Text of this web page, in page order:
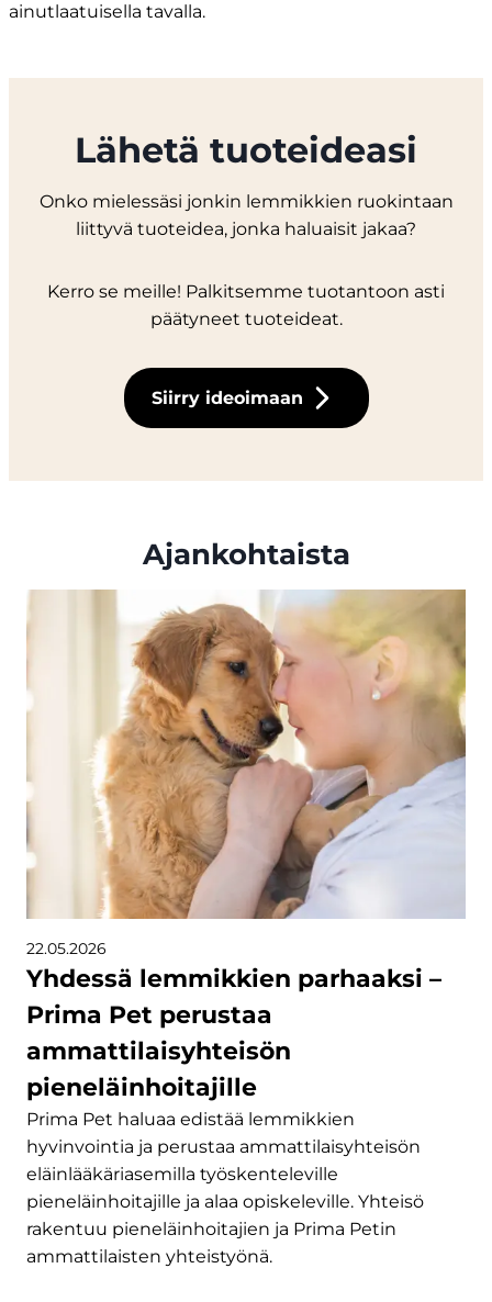
ainutlaatuisella tavalla. ​
Lähetä tuoteideasi
Onko mielessäsi jonkin lemmikkien ruokintaan
liittyvä tuoteidea, jonka haluaisit jakaa?
Kerro se meille! Palkitsemme tuotantoon asti
päätyneet tuoteideat.
Siirry ideoimaan
Ajankohtaista
22.05.2026
Yhdessä lemmikkien parhaaksi –
Prima Pet perustaa
ammattilaisyhteisön
pieneläinhoitajille
Prima Pet haluaa edistää lemmikkien
hyvinvointia ja perustaa ammattilaisyhteisön
eläinlääkäriasemilla työskenteleville
pieneläinhoitajille ja alaa opiskeleville. Yhteisö
rakentuu pieneläinhoitajien ja Prima Petin
ammattilaisten yhteistyönä.